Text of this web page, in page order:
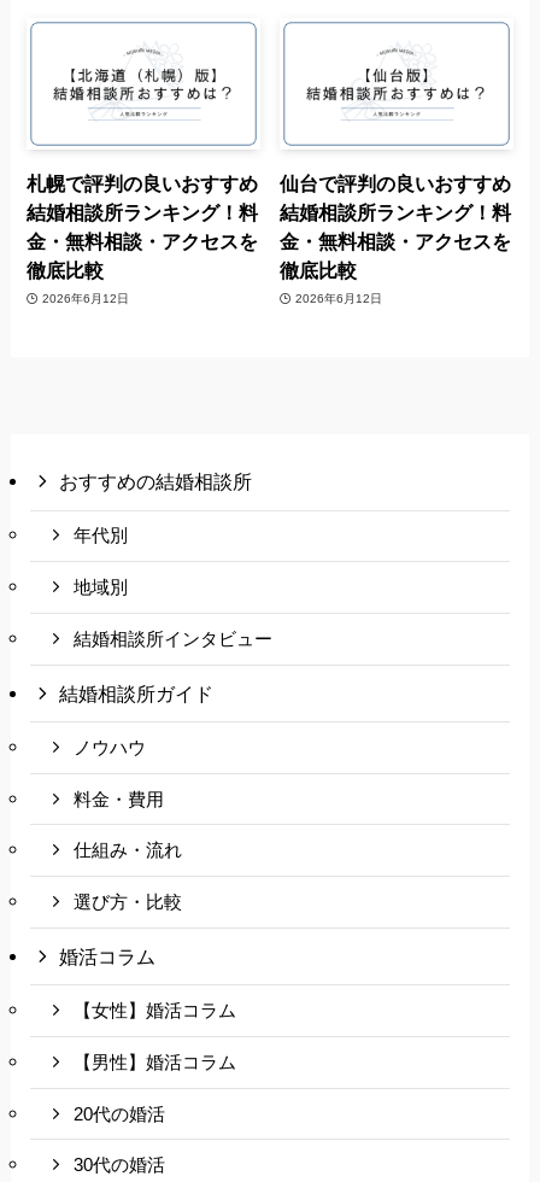
札幌で評判の良いおすすめ
結婚相談所ランキング！料
金・無料相談・アクセスを
徹底比較
2026年6月12日
仙台で評判の良いおすすめ
結婚相談所ランキング！料
金・無料相談・アクセスを
徹底比較
2026年6月12日
おすすめの結婚相談所
年代別
地域別
結婚相談所インタビュー
結婚相談所ガイド
ノウハウ
料金・費用
仕組み・流れ
選び方・比較
婚活コラム
【女性】婚活コラム
【男性】婚活コラム
20代の婚活
30代の婚活